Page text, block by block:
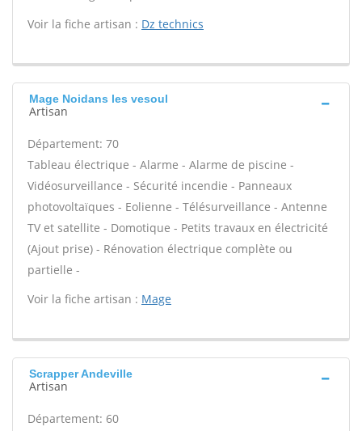
Voir la fiche artisan : Dz technics
Mage Noidans les vesoul
Artisan
Département: 70
Tableau électrique - Alarme - Alarme de piscine -
Vidéosurveillance - Sécurité incendie - Panneaux
photovoltaïques - Eolienne - Télésurveillance - Antenne
TV et satellite - Domotique - Petits travaux en électricité
(Ajout prise) - Rénovation électrique complète ou
partielle -
Voir la fiche artisan : Mage
Scrapper Andeville
Artisan
Département: 60